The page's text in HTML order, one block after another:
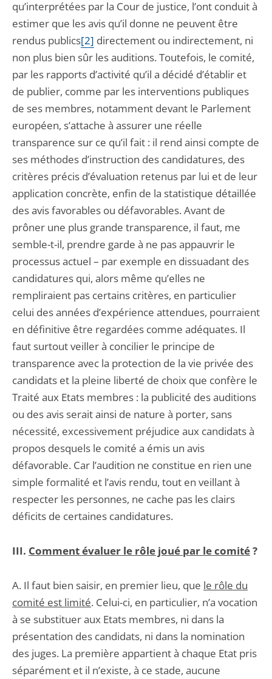
qu’interprétées par la Cour de justice, l’ont conduit à
estimer que les avis qu’il donne ne peuvent être
rendus publics[2] directement ou indirectement, ni
non plus bien sûr les auditions. Toutefois, le comité,
par les rapports d’activité qu’il a décidé d’établir et
de publier, comme par les interventions publiques
de ses membres, notamment devant le Parlement
européen, s’attache à assurer une réelle
transparence sur ce qu’il fait : il rend ainsi compte de
ses méthodes d’instruction des candidatures, des
critères précis d’évaluation retenus par lui et de leur
application concrète, enfin de la statistique détaillée
des avis favorables ou défavorables. Avant de
prôner une plus grande transparence, il faut, me
semble-t-il, prendre garde à ne pas appauvrir le
processus actuel – par exemple en dissuadant des
candidatures qui, alors même qu’elles ne
rempliraient pas certains critères, en particulier
celui des années d’expérience attendues, pourraient
en définitive être regardées comme adéquates. Il
faut surtout veiller à concilier le principe de
transparence avec la protection de la vie privée des
candidats et la pleine liberté de choix que confère le
Traité aux Etats membres : la publicité des auditions
ou des avis serait ainsi de nature à porter, sans
nécessité, excessivement préjudice aux candidats à
propos desquels le comité a émis un avis
défavorable. Car l’audition ne constitue en rien une
simple formalité et l’avis rendu, tout en veillant à
respecter les personnes, ne cache pas les clairs
déficits de certaines candidatures.
III. Comment évaluer le rôle joué par le comité?
A. Il faut bien saisir, en premier lieu, que le rôle du
comité est limité. Celui-ci, en particulier, n’a vocation
à se substituer aux Etats membres, ni dans la
présentation des candidats, ni dans la nomination
des juges. La première appartient à chaque Etat pris
séparément et il n’existe, à ce stade, aucune